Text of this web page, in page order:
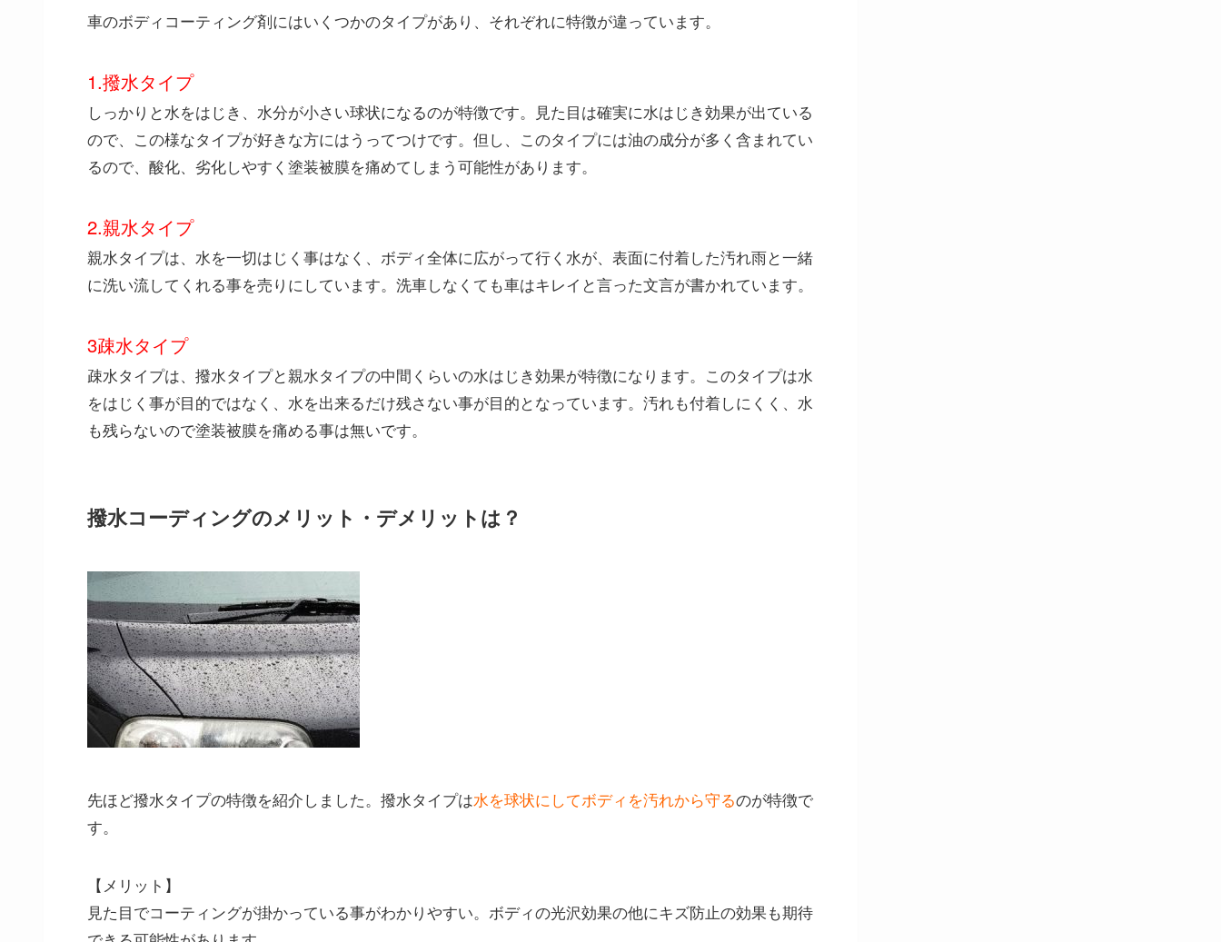
車のボディコーティング剤にはいくつかのタイプがあり、それぞれに特徴が違っています。
1.撥水タイプ
しっかりと水をはじき、水分が小さい球状になるのが特徴です。見た目は確実に水はじき効果が出ている
ので、この様なタイプが好きな方にはうってつけです。但し、このタイプには油の成分が多く含まれてい
るので、酸化、劣化しやすく塗装被膜を痛めてしまう可能性があります。
2.親水タイプ
親水タイプは、水を一切はじく事はなく、ボディ全体に広がって行く水が、表面に付着した汚れ雨と一緒
に洗い流してくれる事を売りにしています。洗車しなくても車はキレイと言った文言が書かれています。
3疎水タイプ
疎水タイプは、撥水タイプと親水タイプの中間くらいの水はじき効果が特徴になります。このタイプは水
をはじく事が目的ではなく、水を出来るだけ残さない事が目的となっています。汚れも付着しにくく、水
も残らないので塗装被膜を痛める事は無いです。
撥水コーディングのメリット・デメリットは？
先ほど撥水タイプの特徴を紹介しました。撥水タイプは水を球状にしてボディを汚れから守るのが特徴で
す。
【メリット】
見た目でコーティングが掛かっている事がわかりやすい。ボディの光沢効果の他にキズ防止の効果も期待